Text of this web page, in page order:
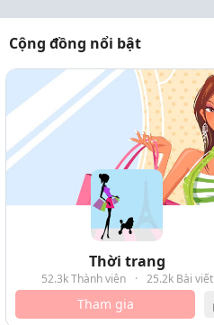
Cộng đồng nổi bật
Thời trang
52.3k Thành viên · 25.2k Bài viết
Tham gia